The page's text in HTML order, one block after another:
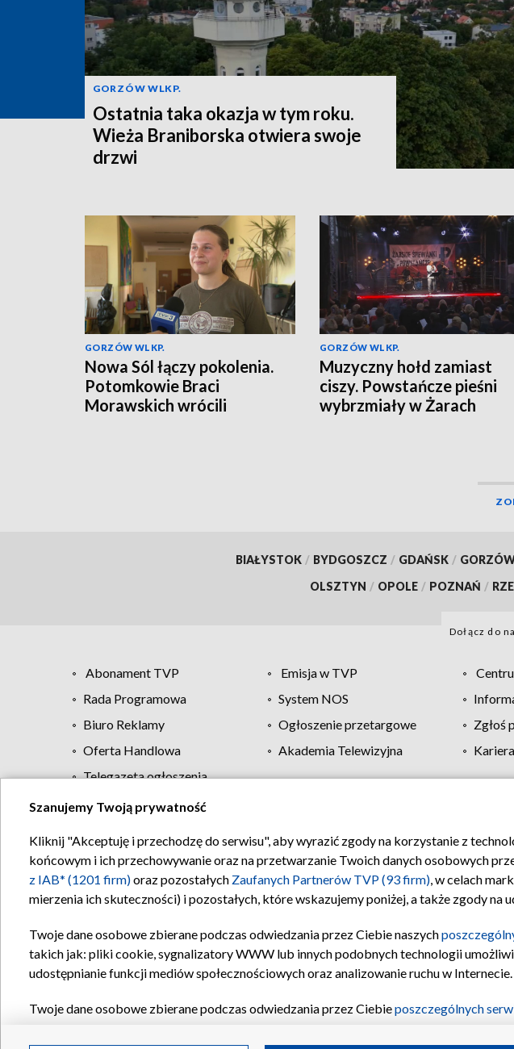
GORZÓW WLKP.
Ostatnia taka okazja w tym roku.
Wieża Braniborska otwiera swoje
drzwi
GORZÓW WLKP.
Nowa Sól łączy pokolenia.
Potomkowie Braci
Morawskich wrócili
GORZÓW WLKP.
Muzyczny hołd zamiast
ciszy. Powstańcze pieśni
wybrzmiały w Żarach
BIAŁYSTOK / BYDGOSZCZ / GDAŃSK /
OLSZTYN / OPOLE / POZNAŃ /
Dołącz do
Abonament TVP Emisja w TVP
Rada Programowa
System NOS
Biuro Reklamy
Ogłoszenie przetargowe Zgłoś
Oferta Handlowa
Akademia Telewizyjna
Telegazeta ogłoszenia
Regulamin TVP Polityka prywatności
Szanujemy Twoją prywatność
Kliknij "Akceptuję i przechodzę do serwisu", aby wyrazić zgody na korzystanie z
końcowym i ich przechowywanie oraz na przetwarzanie Twoich danych osobowych
z IAB* (1201 firm)oraz pozostałych Zaufanych Partnerów TVP (93 firm), w celach
mierzenia ich skuteczności) i pozostałych, które wskazujemy poniżej, a także zgody
Twoje dane osobowe zbierane podczas odwiedzania przez Ciebie naszych
takich jak: pliki cookie, sygnalizatory WWW lub innych podobnych technologii
udostępnianie funkcji mediów społecznościowych oraz analizowanie ruchu w Internecie.
Twoje dane osobowe zbierane podczas odwiedzania przez Ciebieposzczególnych